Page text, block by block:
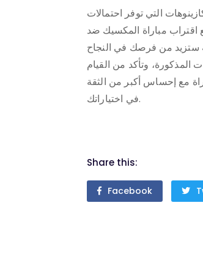
التي توفر احتمالات
اقتراب مباراة المكسيك ضد
المذكورة، وتأكد من القيام
مع إحساس أكبر من الثقة
في اختياراتك.
Share this:
Facebook